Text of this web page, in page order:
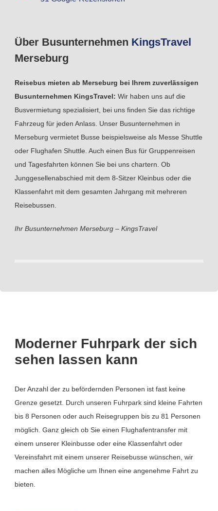
Über Busunternehmen KingsTravel
Merseburg
Reisebus mieten ab Merseburg bei Ihrem zuverlässigen
Busunternehmen KingsTravel: Wir haben uns auf die
Busvermietung spezialisiert, bei uns finden Sie das richtige
Fahrzeug für jeden Anlass. Unser Busunternehmen in
Merseburg vermietet Busse beispielsweise als Messe Shuttle
oder Flughafen Shuttle. Auch einen Bus für Gruppenreisen
und Tagesfahrten können Sie bei uns chartern. Ob
Junggesellenabschied mit dem 8-Sitzer Kleinbus oder die
Klassenfahrt mit dem gesamten Jahrgang mit mehreren
Reisebussen.
Ihr Busunternehmen Merseburg – KingsTravel
Moderner Fuhrpark der sich
sehen lassen kann
Der Anzahl der zu befördernden Personen ist fast keine
Grenze gesetzt. Durch unseren Fuhrpark sind kleine Fahrten
bis 8 Personen oder auch Reisegruppen bis zu 81 Personen
möglich. Ganz gleich ob Sie einen Flughafentransfer mit
einem unserer Kleinbusse oder eine Klassenfahrt oder
Vereinsfahrt mit einem unserer Reisebusse wünschen, wir
machen alles Mögliche um Ihnen eine angenehme Fahrt zu
bieten.